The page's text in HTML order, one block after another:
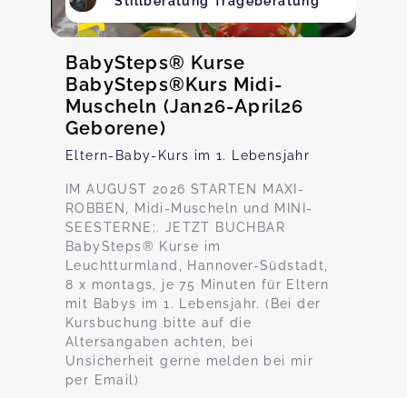
BabySteps® Kurse
BabySteps®Kurs Midi-
Muscheln (Jan26-April26
Geborene)
Eltern-Baby-Kurs im 1. Lebensjahr
IM AUGUST 2026 STARTEN MAXI-
ROBBEN, Midi-Muscheln und MINI-
SEESTERNE;. JETZT BUCHBAR
BabySteps® Kurse im
Leuchtturmland, Hannover-Südstadt,
8 x montags, je 75 Minuten für Eltern
mit Babys im 1. Lebensjahr. (Bei der
Kursbuchung bitte auf die
Altersangaben achten, bei
Unsicherheit gerne melden bei mir
per Email)